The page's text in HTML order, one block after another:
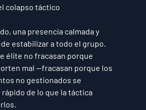
colapso táctico
una presencia calmada y
estabilizar a todo el grupo.
élite no fracasan porque
mal —fracasan porque los
no gestionados se
rápido de lo que la táctica